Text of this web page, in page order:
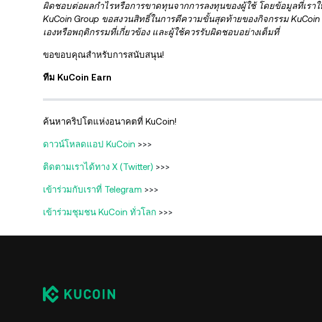
ผิดชอบต่อผลกำไรหรือการขาดทุนจากการลงทุนของผู้ใช้ โดยข้อมูลที่เรา
KuCoin Group ขอสงวนสิทธิ์ในการตีความขั้นสุดท้ายของกิจกรรม
เองหรือพฤติกรรมที่เกี่ยวข้อง และผู้ใช้ควรรับผิดชอบอย่างเต็มที่
ขอขอบคุณสำหรับการสนับสนุน!
ทีม KuCoin Earn
ค้นหาคริปโตแห่งอนาคตที่ KuCoin!
ดาวน์โหลดแอป KuCoin >>>
ติดตามเราได้ทาง X (Twitter) >>>
เข้าร่วมกับเราที่ Telegram >>>
เข้าร่วมชุมชน KuCoin ทั่วโลก >>>